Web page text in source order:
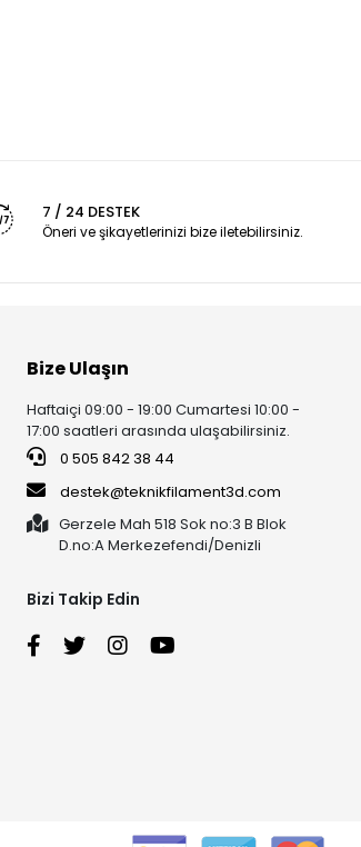
7 / 24 DESTEK
Öneri ve şikayetlerinizi bize iletebilirsiniz.
Bize Ulaşın
Haftaiçi 09:00 - 19:00 Cumartesi 10:00 -
17:00 saatleri arasında ulaşabilirsiniz.
0 505 842 38 44
destek@teknikfilament3d.com
Gerzele Mah 518 Sok no:3 B Blok
D.no:A Merkezefendi/Denizli
Bizi Takip Edin